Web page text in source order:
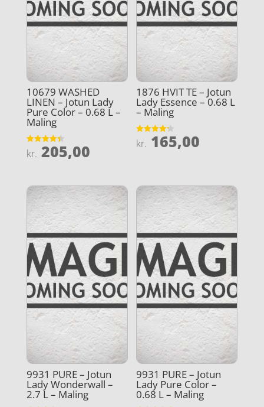
10679 WASHED
LINEN – Jotun Lady
Pure Color – 0.68 L –
Maling
Vurderet
4.4
kr. 205,00
1876 HVIT TE – Jotun
Lady Essence – 0.68 L
– Maling
Vurderet
4.2
kr. 165,00
9931 PURE – Jotun
Lady Wonderwall –
2.7 L – Maling
9931 PURE – Jotun
Lady Pure Color –
0.68 L – Maling